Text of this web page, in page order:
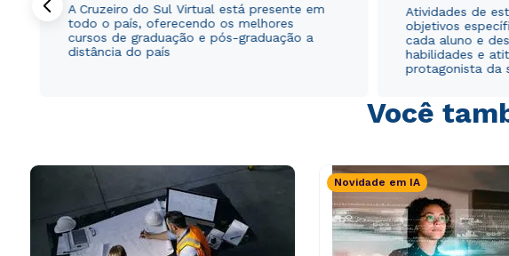
A Cruzeiro do Sul Virtual está presente em
todo o país, oferecendo os melhores
cursos de graduação e pós-graduação a
distância do país
Atividades de
objetivos
cada aluno e
habilidades e
protagonista da
Você
Novidade em IA
autorizo
envio de
autorizo
envio de